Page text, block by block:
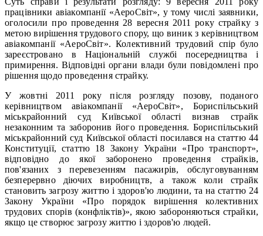
працівники авіакомпанії «АероСвіт», у тому числі заявники,
оголосили про проведення 28 вересня 2011 року страйку з
метою вирішення трудового спору, що виник з керівництвом
авіакомпанії «АероСвіт». Колективний трудовий спір було
зареєстровано в Національній службі посередництва і
примирення. Відповідні органи влади були повідомлені про
рішення щодо проведення страйку.
У жовтні 2011 року після розгляду позову, поданого
керівництвом авіакомпанії «АероСвіт», Бориспільський
міськрайонний суд Київської області визнав страйк
незаконним та заборонив його проведення. Бориспільський
міськрайонний суд Київської області посилався на статтю 44
Конституції, статтю 18 Закону України «Про транспорт»,
відповідно до якої заборонено проведення страйків,
пов'язаних з перевезенням пасажирів, обслуговуванням
безперервно діючих виробництв, а також коли страйк
становить загрозу життю і здоров'ю людини, та на статтю 24
Закону України «Про порядок вирішення колективних
трудових спорів (конфліктів)», якою забороняються страйки,
якщо це створює загрозу життю і здоров'ю людей.